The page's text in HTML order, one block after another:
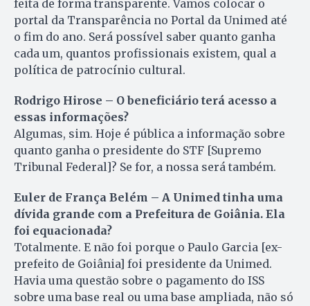
feita de forma transparente. Vamos colocar o
portal da Transparência no Portal da Unimed até
o fim do ano. Será possível saber quanto ganha
cada um, quantos profissionais existem, qual a
política de patrocínio cultural.
Rodrigo Hirose – O beneficiário terá acesso a
essas informações?
Algumas, sim. Hoje é pública a informação sobre
quanto ganha o presidente do STF [Supremo
Tribunal Federal]? Se for, a nossa será também.
Euler de França Belém – A Unimed tinha uma
dívida grande com a Prefeitura de Goiânia. Ela
foi equacionada?
Totalmente. E não foi porque o Paulo Garcia [ex-
prefeito de Goiânia] foi presidente da Unimed.
Havia uma questão sobre o pagamento do ISS
sobre uma base real ou uma base ampliada, não só